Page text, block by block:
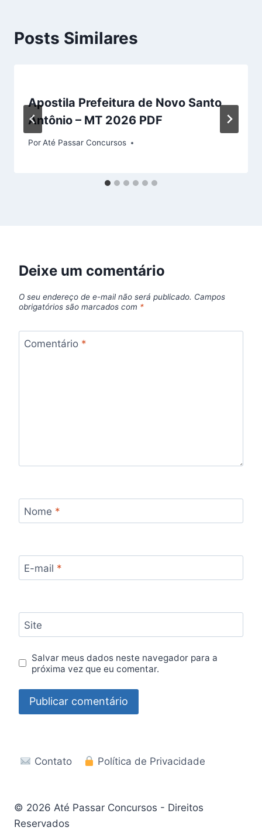
Posts Similares
Apostila Prefeitura de Novo Santo
Antônio – MT 2026 PDF
PorAté Passar Concursos
Deixe um comentário
O seu endereço de e-mail não será publicado. Campos
obrigatórios são marcados com *
Comentário *
Nome *
E-mail *
Site
Salvar meus dados neste navegador para a
próxima vez que eu comentar.
Contato Política de Privacidade
© 2026 Até Passar Concursos - Direitos
Reservados